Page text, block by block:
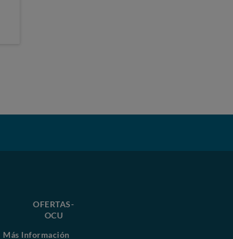
OFERTAS-
OCU
Más Información